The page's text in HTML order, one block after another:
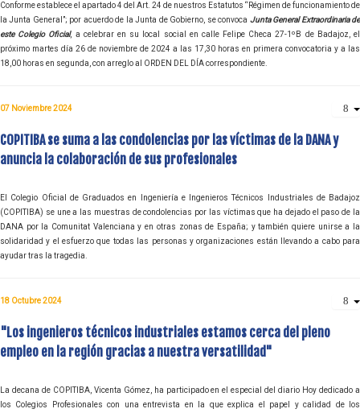
Conforme establece el apartado 4 del Art. 24 de nuestros Estatutos “Régimen de funcionamiento de
la Junta General”; por acuerdo de la Junta de Gobierno, se convoca Junta General Extraordinaria de
este Colegio Oficial, a celebrar en su local social en calle Felipe Checa 27-1ºB de Badajoz, el
próximo martes día 26 de noviembre de 2024 a las 17,30 horas en primera convocatoria y a las
18,00 horas en segunda, con arreglo al ORDEN DEL DÍA correspondiente.
07 Noviembre 2024
COPITIBA se suma a las condolencias por las víctimas de la DANA y
anuncia la colaboración de sus profesionales
El Colegio Oficial de Graduados en Ingeniería e Ingenieros Técnicos Industriales de Badajoz
(COPITIBA) se une a las muestras de condolencias por las víctimas que ha dejado el paso de la
DANA por la Comunitat Valenciana y en otras zonas de España; y también quiere unirse a la
solidaridad y el esfuerzo que todas las personas y organizaciones están llevando a cabo para
ayudar tras la tragedia.
18 Octubre 2024
"Los ingenieros técnicos industriales estamos cerca del pleno
empleo en la región gracias a nuestra versatilidad"
La decana de COPITIBA, Vicenta Gómez, ha participado en el especial del diario Hoy dedicado a
los Colegios Profesionales con una entrevista en la que explica el papel y calidad de los